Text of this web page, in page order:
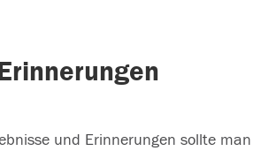
und Erinnerungen sollte man